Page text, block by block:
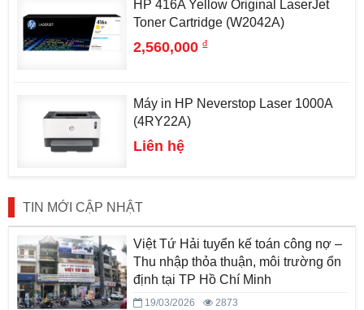
HP 416A Yellow Original LaserJet
Toner Cartridge (W2042A)
2,560,000đ
Máy in HP Neverstop Laser 1000A
(4RY22A)
Liên hệ
TIN MỚI CẬP NHẬT
Việt Tứ Hải tuyển kế toán công nợ –
Thu nhập thỏa thuận, môi trường ổn
định tại TP Hồ Chí Minh
19/03/2026 2873